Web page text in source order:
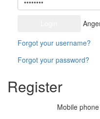
Forgot your username?
Forgot your password?
Register
Mobile phone